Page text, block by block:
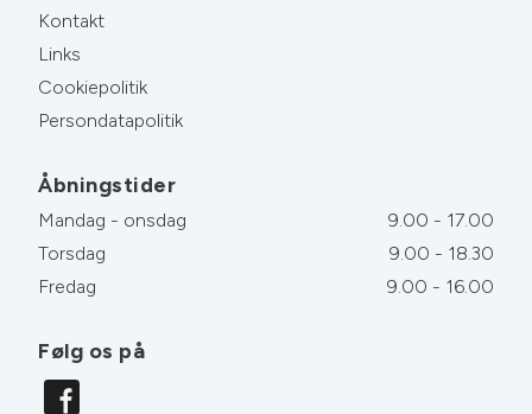
Kontakt
Links
Cookiepolitik
Persondatapolitik
Åbningstider
Mandag - onsdag
9.00 - 17.00
Torsdag
9.00 - 18.30
Fredag
9.00 - 16.00
Følg os på